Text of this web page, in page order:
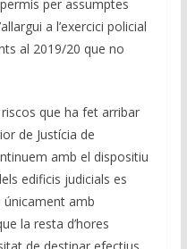
per assumptes
a l’exercici policial
al 2019/20 que no
que ha fet arribar
de Justícia de
amb el dispositiu
edificis judicials es
únicament amb
la resta d’hores